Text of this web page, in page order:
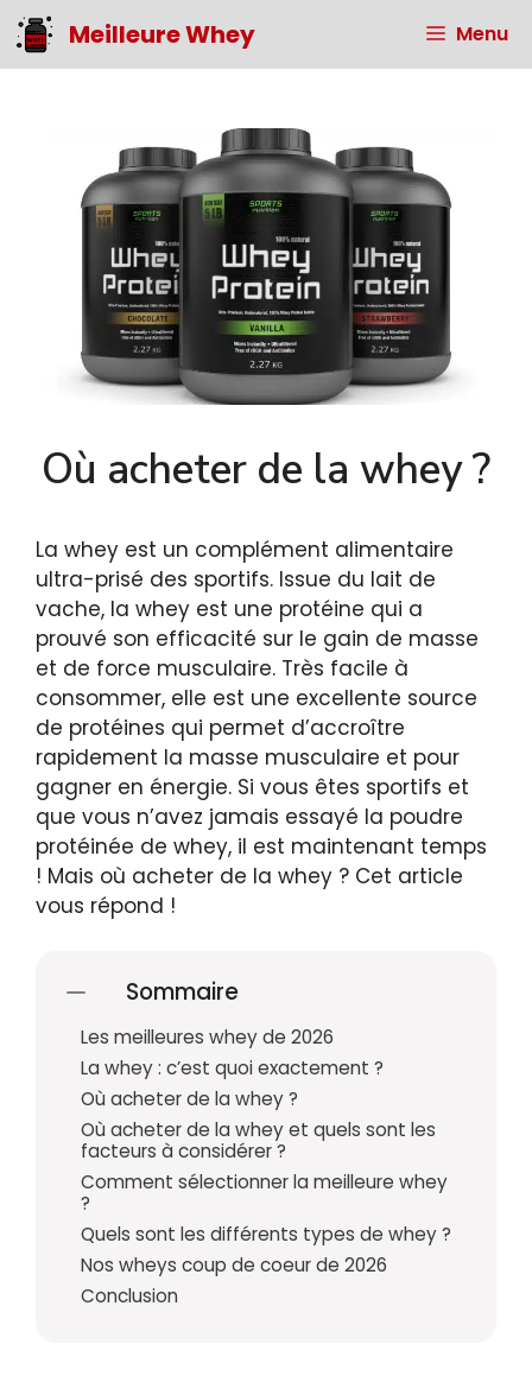
Aller
au
contenu
Meilleure Whey Menu
Où acheter de la whey ?
La whey est un complément alimentaire
ultra-prisé des sportifs. Issue du lait de
vache, la whey est une protéine qui a
prouvé son efficacité sur le gain de masse
et de force musculaire. Très facile à
consommer, elle est une excellente source
de protéines qui permet d’accroître
rapidement la masse musculaire et pour
gagner en énergie. Si vous êtes sportifs et
que vous n’avez jamais essayé la poudre
protéinée de whey, il est maintenant temps
! Mais où acheter de la whey ? Cet article
vous répond !
Sommaire
Les meilleures whey de 2026
La whey : c’est quoi exactement ?
Où acheter de la whey ?
Où acheter de la whey et quels sont les
facteurs à considérer ?
Comment sélectionner la meilleure whey
?
Quels sont les différents types de whey ?
Nos wheys coup de coeur de 2026
Conclusion